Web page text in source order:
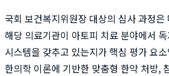
국회 보건복지위원장 대상의 심사 과정
해당 의료기관이 아토피 치료 분야에서
시스템을 갖추고 있는지가 핵심 평가 요
한의학 이론에 기반한 맞춤형 한약 처방,